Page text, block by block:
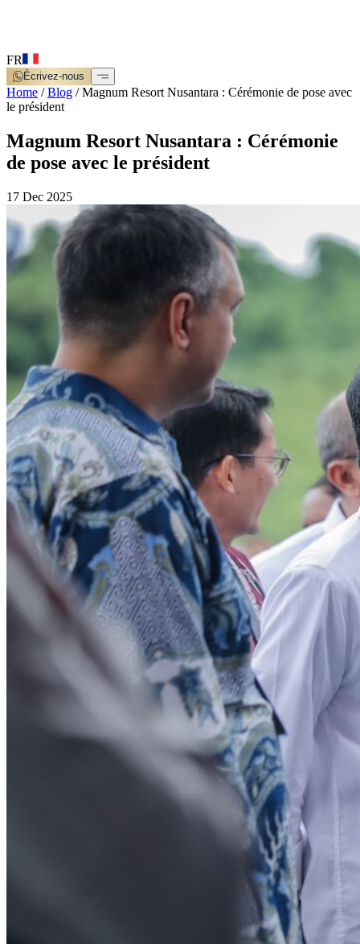
FR
Écrivez-nous
Home /Blog /Magnum Resort Nusantara : Cérémonie de pose avec
le président
Magnum Resort Nusantara : Cérémonie
de pose avec le président
17 Dec 2025